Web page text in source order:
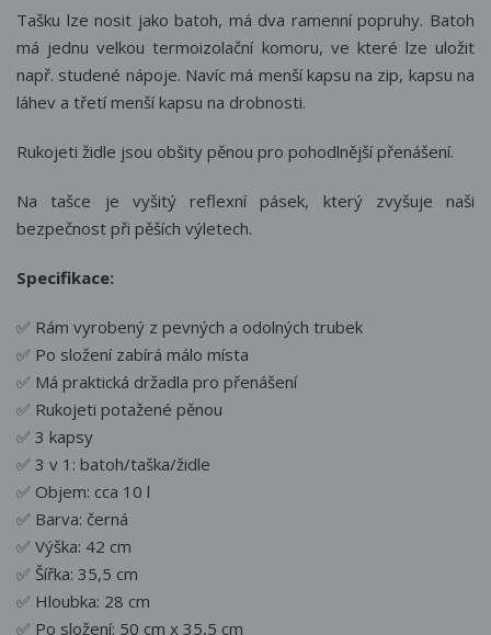
Tašku lze nosit jako batoh, má dva ramenní popruhy. Batoh
má jednu velkou termoizolační komoru, ve které lze uložit
např. studené nápoje. Navíc má menší kapsu na zip, kapsu na
láhev a třetí menší kapsu na drobnosti.
Rukojeti židle jsou obšity pěnou pro pohodlnější přenášení.
Na tašce je vyšitý reflexní pásek, který zvyšuje naši
bezpečnost při pěších výletech.
Specifikace:
✅ Rám vyrobený z pevných a odolných trubek
✅ Po složení zabírá málo místa
✅ Má praktická držadla pro přenášení
✅ Rukojeti potažené pěnou
✅ 3 kapsy
✅ 3 v 1: batoh/taška/židle
✅ Objem: cca 10 l
✅ Barva: černá
✅ Výška: 42 cm
✅ Šířka: 35,5 cm
✅ Hloubka: 28 cm
✅ Po složení: 50 cm x 35,5 cm